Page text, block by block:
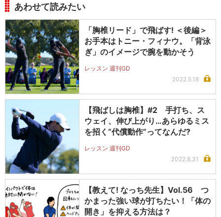
あわせて読みたい
「胸椎リード」で飛ばす! ＜後編＞
お手本はトニー・フィナウ。「背泳
ぎ」のイメージで腕を動かそう
レッスン 週刊GD
2022.5.18
【飛ばしは胸椎】#2 手打ち、ス
ウェイ、伸び上がり…あらゆるミス
を招く“代償動作”ってなんだ?
レッスン 週刊GD
2022.8.31
【教えて! なっち先生】Vol.56 つ
かまった強い球が打ちたい！「体の
開き」を抑える方法は？